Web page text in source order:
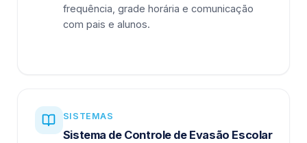
frequência, grade horária e comunicação
com pais e alunos.
SISTEMAS
Sistema de Controle de Evasão Escolar